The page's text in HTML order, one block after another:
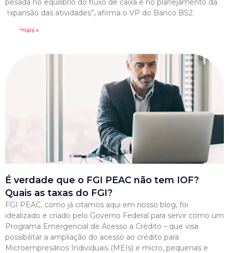
pesada no equilíbrio do fluxo de caixa e no planejamento da
expansão das atividades”, afirma o VP do Banco BS2.
Leia mais »
É verdade que o FGI PEAC não tem IOF?
Quais as taxas do FGI?
FGI PEAC, como já citamos aqui em nosso blog, foi
idealizado e criado pelo Governo Federal para servir como um
Programa Emergencial de Acesso a Crédito – que visa
possibilitar a ampliação do acesso ao crédito para
Microempresários Individuais (MEIs) e micro, pequenas e